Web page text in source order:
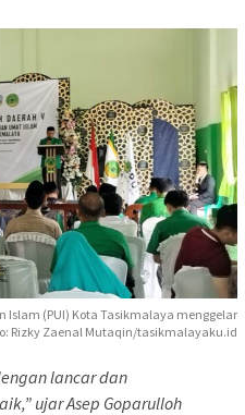
Islam (PUI) Kota Tasikmalaya menggelar
Rizky Zaenal Mutaqin/tasikmalayaku.id
lancar dan
ujar Asep Goparulloh